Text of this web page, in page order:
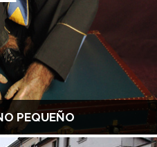
PEQUEÑO